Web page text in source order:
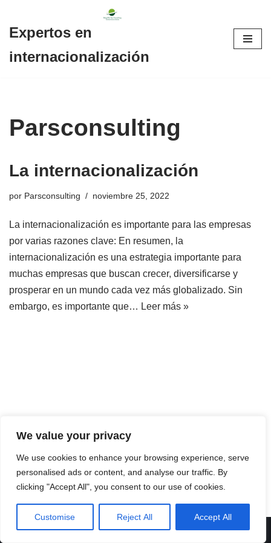
We value your privacy
We use cookies to enhance your browsing experience, serve
personalised ads or content, and analyse our traffic. By
clicking "Accept All", you consent to our use of cookies.
Customise Reject All Accept All
Saltar
al
Expertos en
internacionalización
Parsconsulting
La internacionalización
por Parsconsulting noviembre 25, 2022
La internacionalización es importante para las empresas
por varias razones clave: En resumen, la
internacionalización es una estrategia importante para
muchas empresas que buscan crecer, diversificarse y
prosperar en un mundo cada vez más globalizado. Sin
embargo, es importante que… Leer más »
Neve| Funciona gracias aWordPress